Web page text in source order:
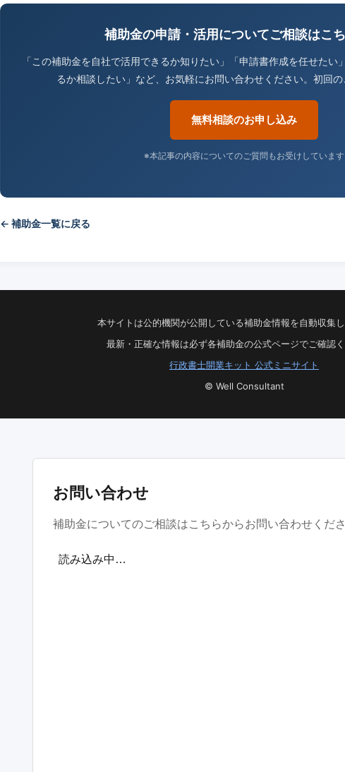
補助金の申請・活用についてご相談はこ
「この補助金を自社で活用できるか知りたい」「申請書作成を任せたい
るか相談したい」など、お気軽にお問い合わせください。初回の
無料相談のお申し込み
※本記事の内容についてのご質問もお受けしています
← 補助金一覧に戻る
本サイトは公的機関が公開している補助金情報を自動収集し
最新・正確な情報は必ず各補助金の公式ページでご確認く
行政書士開業キット 公式ミニサイト
© Well Consultant
お問い合わせ
補助金についてのご相談はこちらからお問い合わせくださ